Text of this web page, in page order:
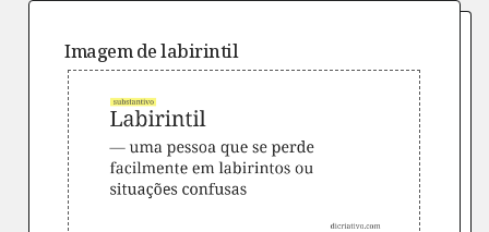
Imagem delabirintil